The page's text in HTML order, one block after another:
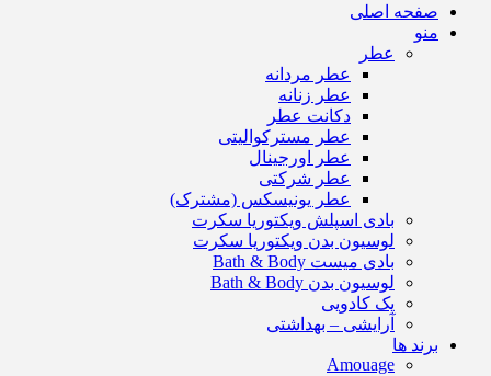
صفحه اصلی
منو
عطر
عطر مردانه
عطر زنانه
دکانت عطر
عطر مسترکوالیتی
عطر اورجینال
عطر شرکتی
عطر یونیسکس (مشترک)
بادی اسپلش ویکتوریا سکرت
لوسیون بدن ویکتوریا سکرت
بادی میست Bath & Body
لوسیون بدن Bath & Body
پک کادویی
آرایشی – بهداشتی
برند ها
Amouage